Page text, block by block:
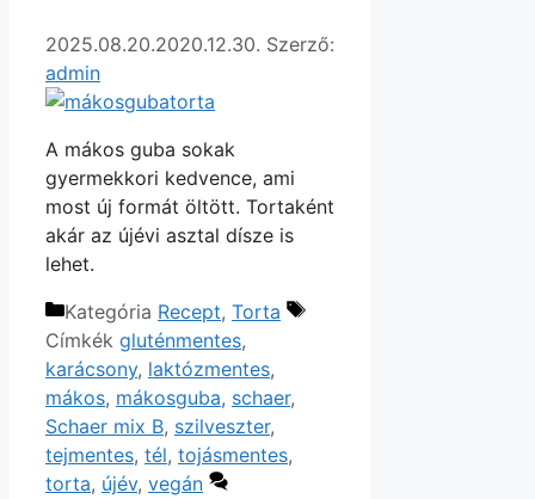
2025.08.20.2020.12.30. Szerző:
admin
A mákos guba sokak
gyermekkori kedvence, ami
most új formát öltött. Tortaként
akár az újévi asztal dísze is
lehet.
Kategória Recept, Torta
Címkék gluténmentes,
karácsony, laktózmentes,
mákos, mákosguba, schaer,
Schaer mix B, szilveszter,
tejmentes, tél, tojásmentes,
torta, újév, vegán